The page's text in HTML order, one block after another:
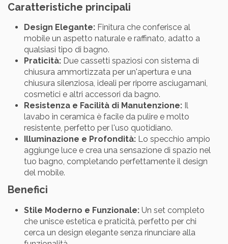
Caratteristiche principali
Design Elegante: Finitura che conferisce al
mobile un aspetto naturale e raffinato, adatto a
qualsiasi tipo di bagno.
Praticità: Due cassetti spaziosi con sistema di
chiusura ammortizzata per un'apertura e una
chiusura silenziosa, ideali per riporre asciugamani,
cosmetici e altri accessori da bagno.
Resistenza e Facilità di Manutenzione: Il
lavabo in ceramica è facile da pulire e molto
resistente, perfetto per l'uso quotidiano.
Illuminazione e Profondità: Lo specchio ampio
aggiunge luce e crea una sensazione di spazio nel
tuo bagno, completando perfettamente il design
del mobile.
Benefici
Stile Moderno e Funzionale: Un set completo
che unisce estetica e praticità, perfetto per chi
cerca un design elegante senza rinunciare alla